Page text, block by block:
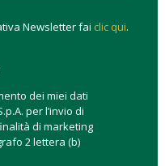
NEL
2026
Newsletter fai clic qui.
dei miei dati
per l’invio di
di marketing
2 lettera (b)